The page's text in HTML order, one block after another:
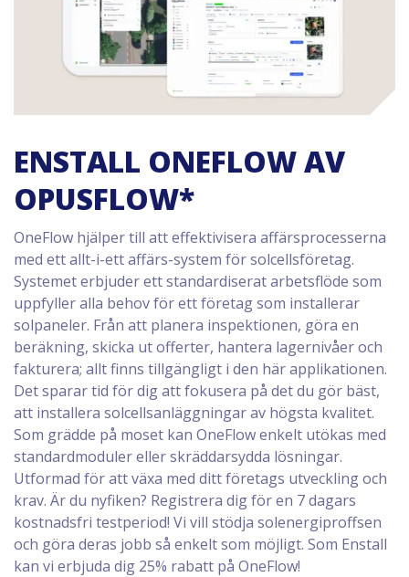
ENSTALL ONEFLOW AV
OPUSFLOW*
OneFlow hjälper till att effektivisera affärsprocesserna
med ett allt-i-ett affärs-system för solcellsföretag.
Systemet erbjuder ett standardiserat arbetsflöde som
uppfyller alla behov för ett företag som installerar
solpaneler. Från att planera inspektionen, göra en
beräkning, skicka ut offerter, hantera lagernivåer och
fakturera; allt finns tillgängligt i den här applikationen.
Det sparar tid för dig att fokusera på det du gör bäst,
att installera solcellsanläggningar av högsta kvalitet.
Som grädde på moset kan OneFlow enkelt utökas med
standardmoduler eller skräddarsydda lösningar.
Utformad för att växa med ditt företags utveckling och
krav. Är du nyfiken? Registrera dig för en 7 dagars
kostnadsfri testperiod! Vi vill stödja solenergiproffsen
och göra deras jobb så enkelt som möjligt. Som Enstall
kan vi erbjuda dig 25% rabatt på OneFlow!